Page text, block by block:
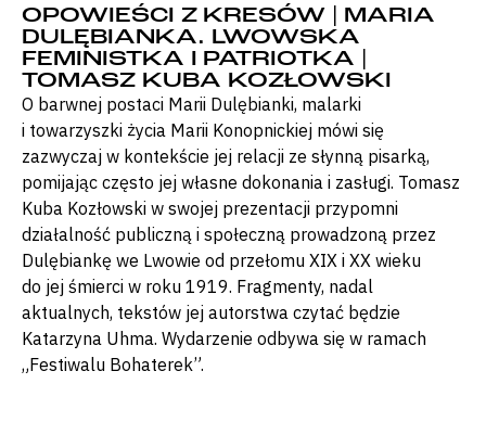
OPOWIEŚCI Z KRESÓW | MARIA
DULĘBIANKA. LWOWSKA
FEMINISTKA I PATRIOTKA |
TOMASZ KUBA KOZŁOWSKI
O barwnej postaci Marii Dulębianki, malarki
i towarzyszki życia Marii Konopnickiej mówi się
zazwyczaj w kontekście jej relacji ze słynną pisarką,
pomijając często jej własne dokonania i zasługi. Tomasz
Kuba Kozłowski w swojej prezentacji przypomni
działalność publiczną i społeczną prowadzoną przez
Dulębiankę we Lwowie od przełomu XIX i XX wieku
do jej śmierci w roku 1919. Fragmenty, nadal
aktualnych, tekstów jej autorstwa czytać będzie
Katarzyna Uhma. Wydarzenie odbywa się w ramach
„Festiwalu Bohaterek”.